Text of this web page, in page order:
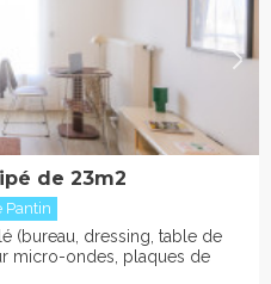
de 23m2
Pantin
(bureau, dressing, table de
micro-ondes, plaques de